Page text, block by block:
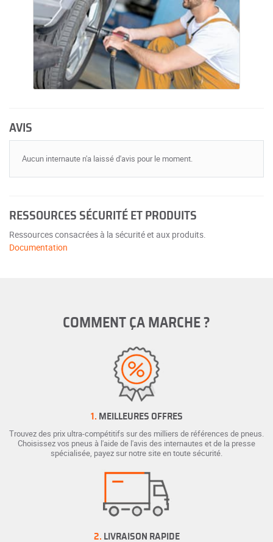
AVIS
Aucun internaute n'a laissé d'avis pour le moment.
RESSOURCES SÉCURITÉ ET PRODUITS
Ressources consacrées à la sécurité et aux produits.
Documentation
COMMENT ÇA MARCHE ?
1. MEILLEURES OFFRES
Trouvez des prix ultra-compétitifs sur des milliers de références de pneus.
Choisissez vos pneus à l'aide de l'avis des internautes et de la presse
spécialisée, payez sur notre site en toute sécurité.
2. LIVRAISON RAPIDE